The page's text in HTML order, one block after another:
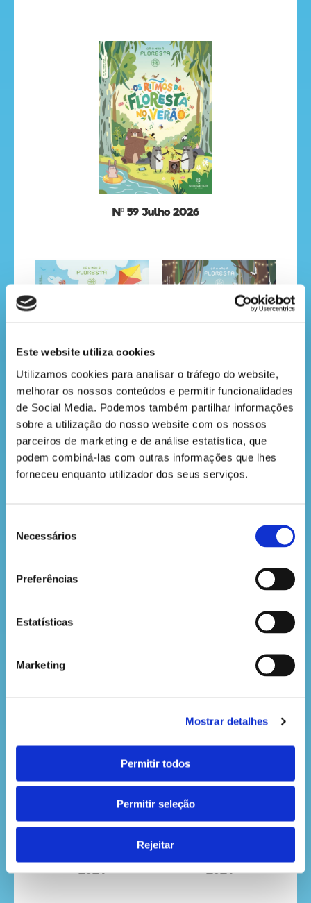
Este website utiliza cookies
Utilizamos cookies para analisar o tráfego do website,
melhorar os nossos conteúdos e permitir funcionalidades
de Social Media. Podemos também partilhar informações
sobre a utilização do nosso website com os nossos
parceiros de marketing e de análise estatística, que
podem combiná-las com outras informações que lhes
forneceu enquanto utilizador dos seus serviços.
Necessários
Preferências
Estatísticas
Marketing
Mostrar detalhes
Permitir todos
Permitir seleção
Rejeitar
Nº 59 Julho 2026
Nº58- Março 2026 Nº57- Dezembro 2025
2024
2024